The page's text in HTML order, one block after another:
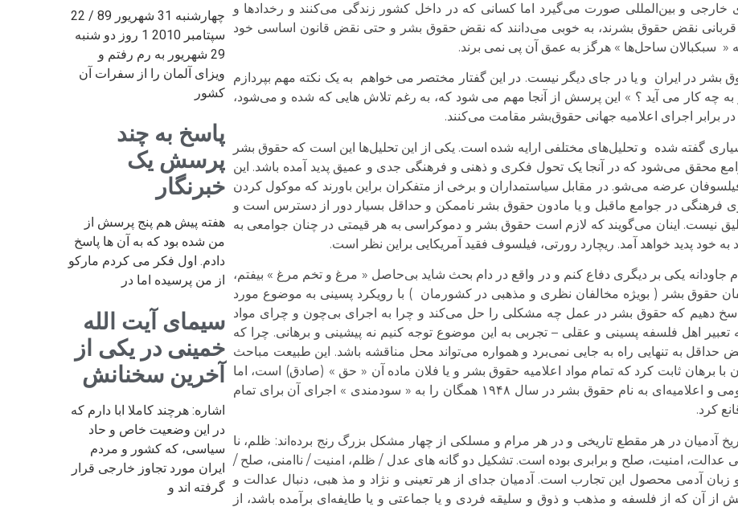
خارجی و بین‌المللی صورت می‌گیرد اما کسانی که در داخل کشور زندگی می‌کنند و رخدادها و
قربانی نقض حقوق بشرند، به خوبی می‌دانند که نقض حقوق بشر و حتی نقض قانون اساسی خود
سبکبالان ساحل‌ها » هرگز به عمق آن پی نمی برند.
در ایران و یا در جای دیگر نیست. در این گفتار مختصر می خواهم به یک نکته مهم بپردازم
چه کار می آید ؟ » این پرسش از آنجا مهم می شود که، به رغم تلاش هایی که شده و می‌شود،
برابر اجرای اعلامیه جهانی حقوق‌بشر مقامت می‌کنند.
گفته شده و تحلیل‌های مختلفی ارایه شده است. یکی از این تحلیل‌ها این است که حقوق بشر
محقق می‌شود که در آنجا یک تحول فکری و ذهنی و فرهنگی جدی و عمیق پدید آمده باشد. این
عرضه می‌شو. در مقابل سیاستمداران و برخی از متفکران براین باورند که موکول کردن
در جوامع ماقبل و یا مادون حقوق بشر ناممکن و حداقل بسیار دور از دسترس است و
نیست. اینان می‌گویند که لازم است حقوق بشر و دموکراسی به هر قیمتی در چنان جوامعی به
خود پدید خواهد آمد. ریچارد رورتی، فیلسوف فقید آمریکایی براین نظر است.
جاودانه یکی بر دیگری دفاع کنم و در واقع در دام بحث شاید بی‌حاصل « مرغ و تخم مرغ » بیفتم،
حقوق بشر ( بویژه مخالفان نظری و مذهبی در کشورمان ) با رویکرد پسینی به موضوع مورد
دهیم که حقوق بشر در عمل چه مشکلی را حل می‌کند و چرا به اجرای بی‌چون و چرای مواد
تعبیر اهل فلسفه پسینی و عقلی – تجربی به این موضوع توجه کنیم نه پیشینی و برهانی. چرا که
به تنهایی راه به جایی نمی‌برد و همواره می‌تواند محل مناقشه باشد. این طبیعت مباحث
ثابت کرد که تمام مواد اعلامیه حقوق بشر و یا فلان ماده آن « حق » (صادق) است، اما
می‌توان با توجه به تجارب تاریخی و چرایی مفهومی و اعلامیه‌ای به نام حقوق بشر در سال ۱۹۴۸ همگان را به « سودمندی » اجرای آن برای تمام
کرد.
آدمیان در هر مقطع تاریخی و در هر مرام و مسلکی از چهار مشکل بزرگ رنج برده‌اند: ظلم، نا
عدالت، امنیت، صلح و برابری بوده است. تشکیل دو گانه های عدل / ظلم، امنیت / ناامنی، صلح /
زبان آدمی محصول این تجارب است. آدمیان جدای از هر تعینی و نژاد و مذ هبی، دنبال عدالت و
از آن که از فلسفه و مذهب و ذوق و سلیقه فردی و یا جماعتی و یا طایفه‌ای برآمده باشد، از
چهارشنبه 31 شهریور 89 / 22
سپتامبر 2010 1 روز دو شنبه
29 شهریور به رم رفتم و
ویزای آلمان را از سفرات آن
کشور
پاسخ به چند
پرسش یک
خبرنگار
هفته پیش هم پنج پرسش از
من شده بود که به آن ها پاسخ
دادم. اول فکر می کردم مارکو
از من پرسیده اما در
سیمای آیت الله
خمینی در یکی از
آخرین سخنانش
اشاره: هرچند کاملا ابا دارم که
در این وضعیت خاص و حاد
سیاسی، که کشور و مردم
ایران مورد تجاوز خارجی قرار
گرفته اند و